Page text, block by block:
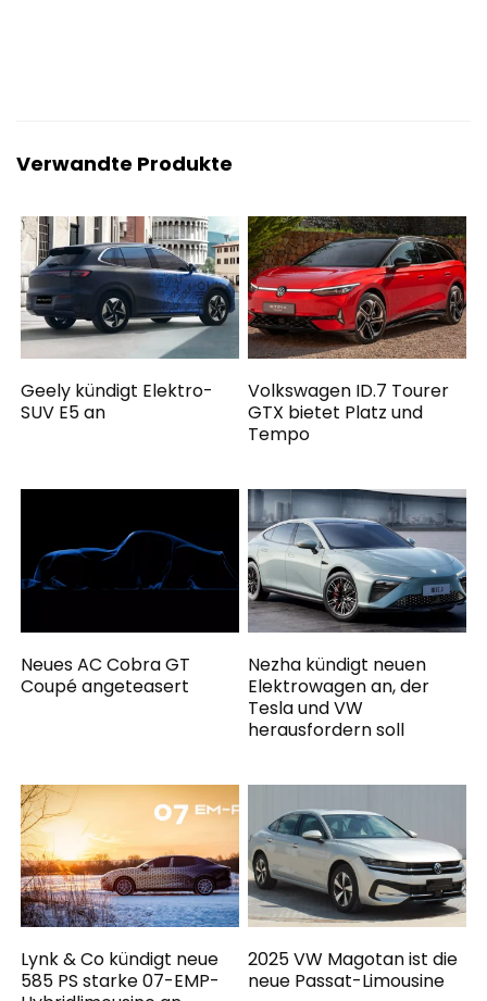
Verwandte Produkte
Geely kündigt Elektro-
SUV E5 an
Volkswagen ID.7 Tourer
GTX bietet Platz und
Tempo
Neues AC Cobra GT
Coupé angeteasert
Nezha kündigt neuen
Elektrowagen an, der
Tesla und VW
herausfordern soll
Lynk & Co kündigt neue
585 PS starke 07-EMP-
2025 VW Magotan ist die
neue Passat-Limousine